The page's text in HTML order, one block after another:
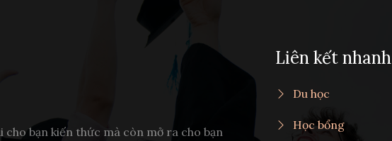
cho bạn kiến thức mà còn mở ra cho bạn
Liên kết nhanh
Du học
Học bổng